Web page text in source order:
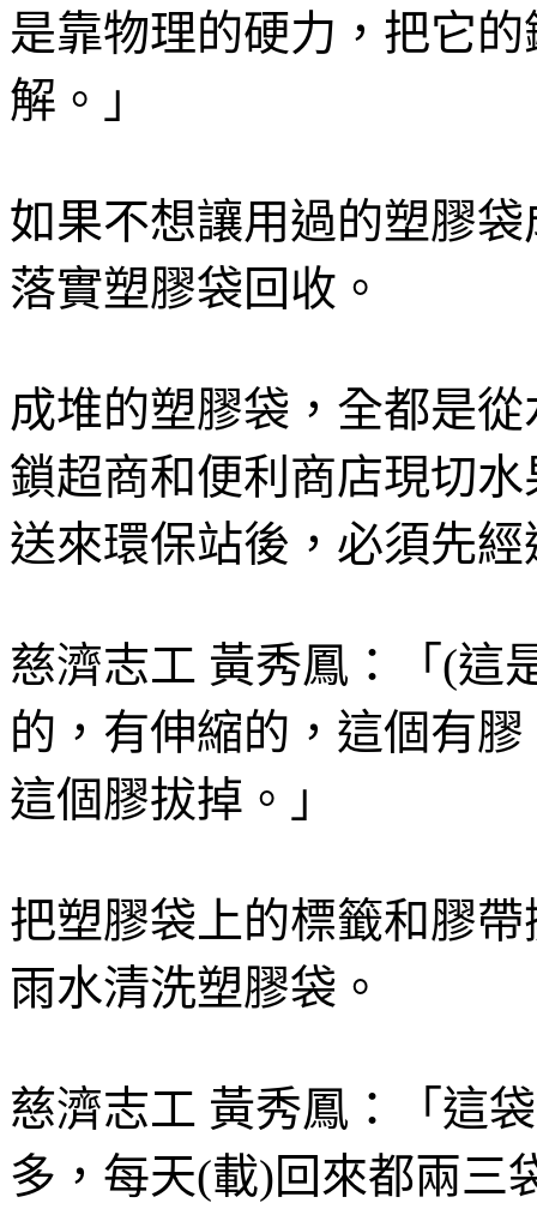
是靠物理的硬力，把它
解。」
如果不想讓用過的塑膠
落實塑膠袋回收。
成堆的塑膠袋，全都是
鎖超商和便利商店現切
送來環保站後，必須先
慈濟志工 黃秀鳳：「(這
的，有伸縮的，這個有
這個膠拔掉。」
把塑膠袋上的標籤和膠
雨水清洗塑膠袋。
慈濟志工 黃秀鳳：「這
多，每天(載)回來都兩三